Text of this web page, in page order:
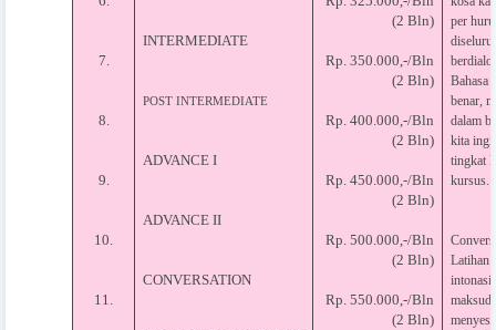
7.
8.
9.
10.
11.
INTERMEDIATE
POST INTERMEDIATE
ADVANCE I
ADVANCE II
CONVERSATION
(2 Bln)
Rp. 350.000,-/Bln
(2 Bln)
Rp. 400.000,-/Bln
(2 Bln)
Rp. 450.000,-/Bln
(2 Bln)
Rp. 500.000,-/Bln
(2 Bln)
Rp. 550.000,-/Bln
(2 Bln)
per
Bahasa
benar,
dalam
kita
tingkat
kursus.
Latihan
intonasi
maksud